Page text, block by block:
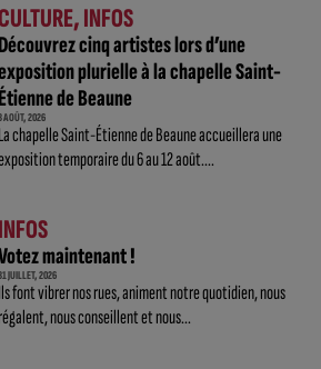
,INFOS
Découvrez cinq artistes lors d’une
plurielle à la chapelle Saint-
Étienne de Beaune
AOÛT, 2026
La chapelle Saint-Étienne de Beaune accueillera une
temporaire du 6 au 12 août....
maintenant !
JUILLET, 2026
font vibrer nos rues, animent notre quotidien, nous
régalent, nous conseillent et nous...